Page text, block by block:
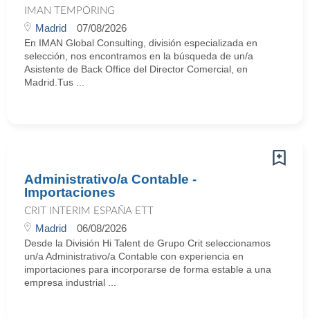
IMAN TEMPORING
Madrid 07/08/2026
En IMAN Global Consulting, división especializada en
selección, nos encontramos en la búsqueda de un/a
Asistente de Back Office del Director Comercial, en
Madrid.Tus ...
Administrativo/a Contable -
Importaciones
CRIT INTERIM ESPAÑA ETT
Madrid 06/08/2026
Desde la División Hi Talent de Grupo Crit seleccionamos
un/a Administrativo/a Contable con experiencia en
importaciones para incorporarse de forma estable a una
empresa industrial ...